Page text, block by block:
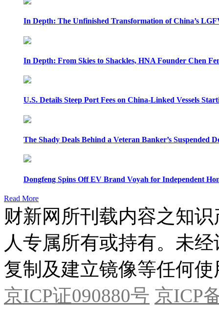
In Depth: The Unfinished Transformation of China’s
In Depth: From Skies to Shackles, HNA Founder Chen
U.S. Details Steep Port Fees on China-Linked Vessels
The Shady Deals Behind a Veteran Banker’s Suspended
Dongfeng Spins Off EV Brand Voyah for Independent
Read More
财新网所刊载内容之知
人专属所有或持有。未
复制及建立镜像等任何使
京ICP证090880号 京ICP